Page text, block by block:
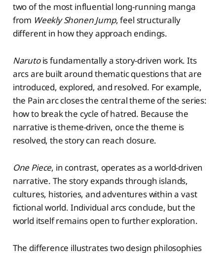
two of the most influential long-running manga
from Weekly Shonen Jump, feel structurally
different in how they approach endings.
Narutois fundamentally a story-driven work. Its
arcs are built around thematic questions that are
introduced, explored, and resolved. For example,
the Pain arc closes the central theme of the series:
how to break the cycle of hatred. Because the
narrative is theme-driven, once the theme is
resolved, the story can reach closure.
One Piece, in contrast, operates as a world-driven
narrative. The story expands through islands,
cultures, histories, and adventures within a vast
fictional world. Individual arcs conclude, but the
world itself remains open to further exploration.
The difference illustrates two design philosophies